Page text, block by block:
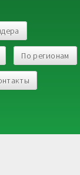
По регионам